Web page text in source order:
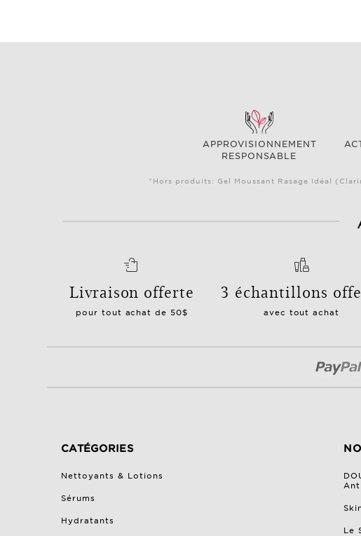
APPROVISIONNEMENT
RESPONSABLE
*Hors produits: Gel Moussant Rasage Idéal
Livraison offerte
pour tout achat de 50$
3 échantillons
avec tout achat
CATÉGORIES
Nettoyants & Lotions
Sérums
Hydratants
Le